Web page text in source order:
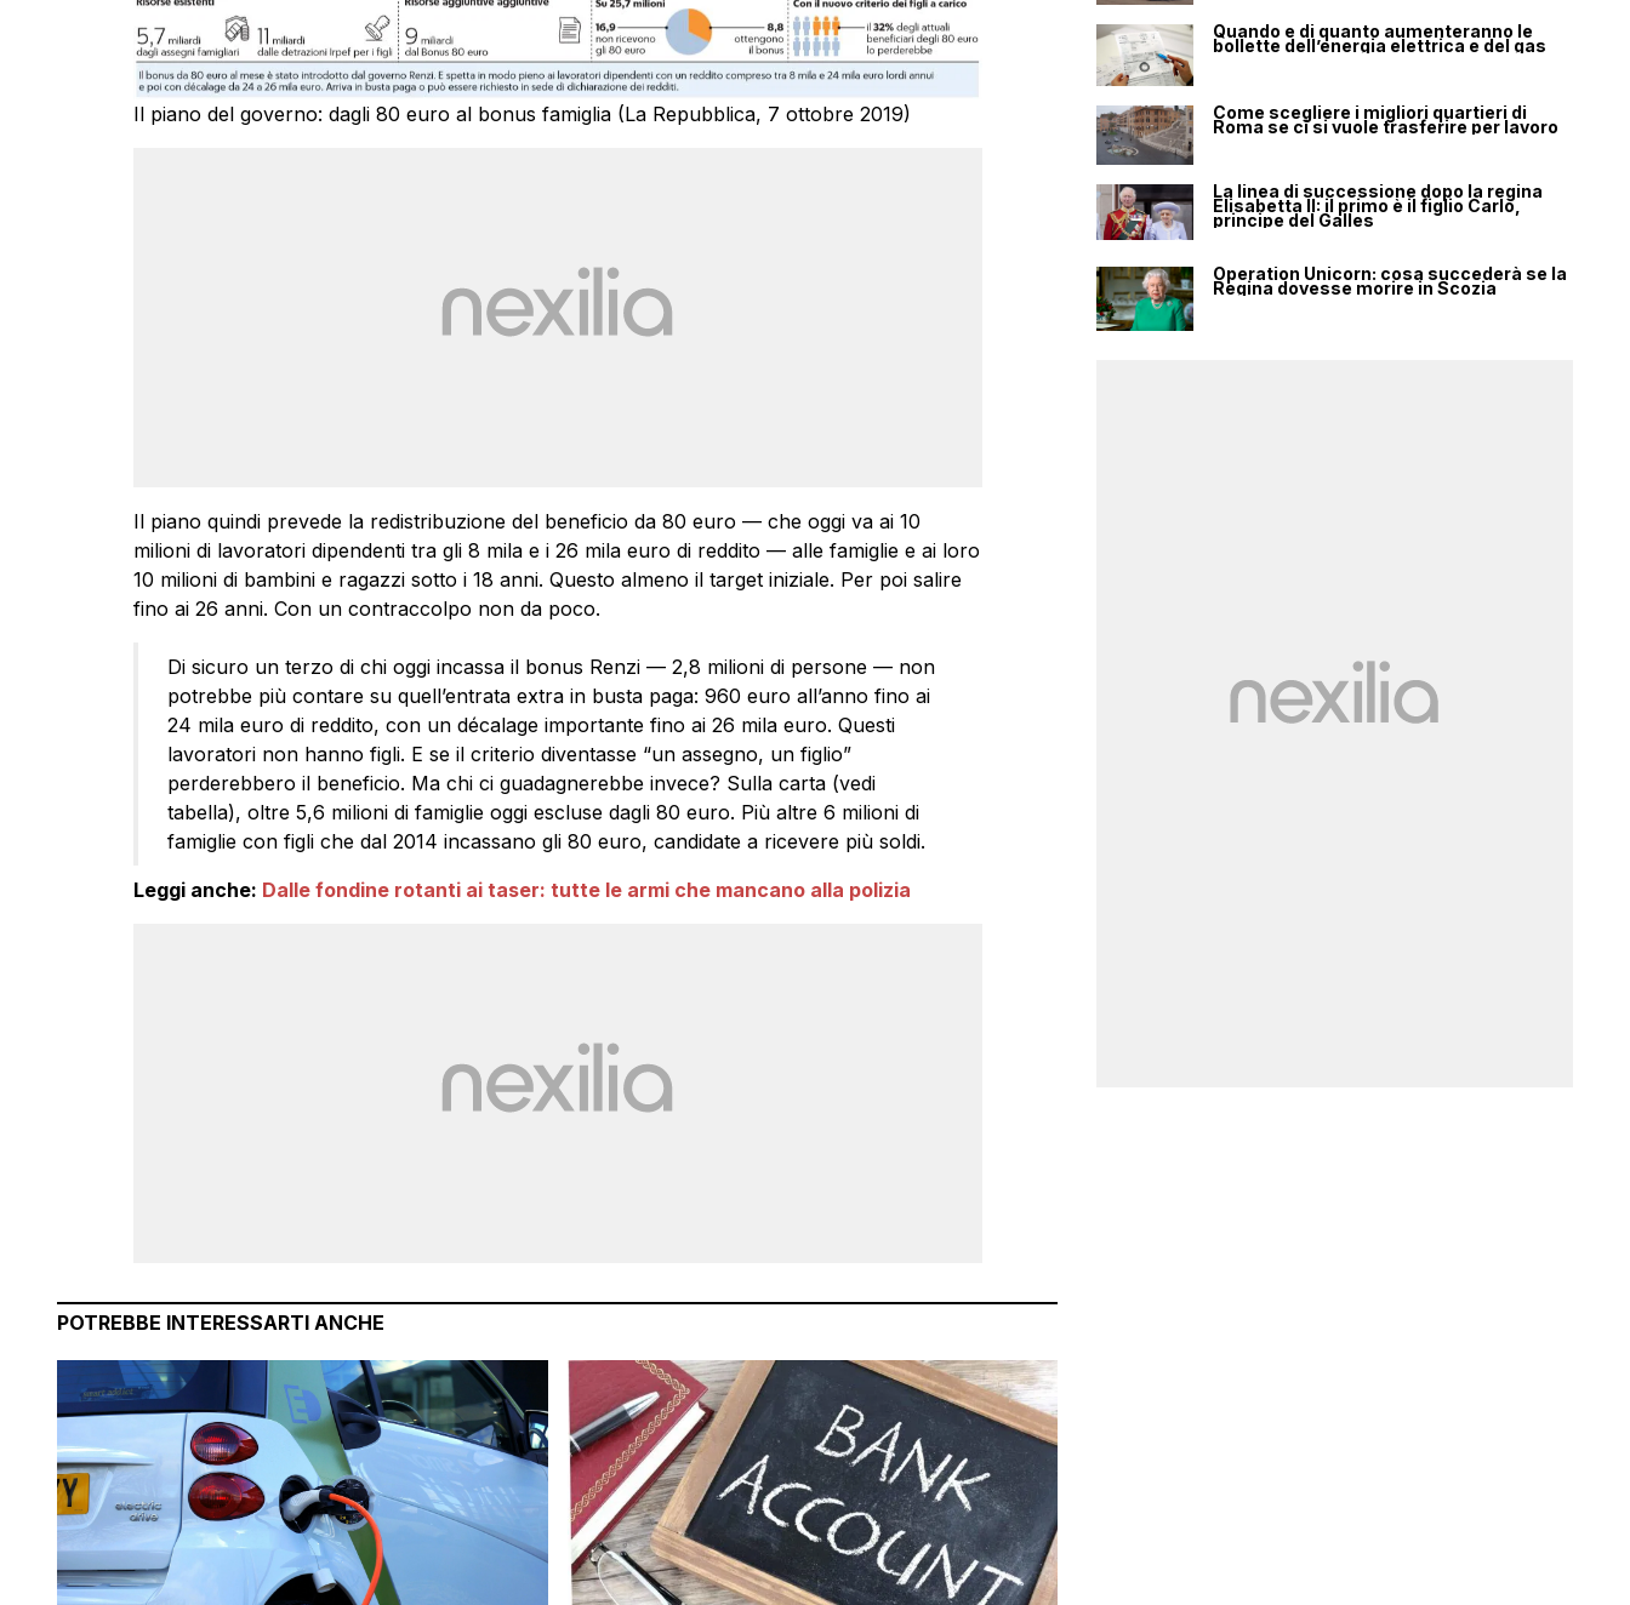
Il piano del governo: dagli 80 euro al bonus famiglia (La Repubblica, 7 ottobre 2019)
Il piano quindi prevede la redistribuzione del beneficio da 80 euro — che oggi va ai 10
milioni di lavoratori dipendenti tra gli 8 mila e i 26 mila euro di reddito — alle famiglie e ai loro
10 milioni di bambini e ragazzi sotto i 18 anni. Questo almeno il target iniziale. Per poi salire
fino ai 26 anni. Con un contraccolpo non da poco.
Di sicuro un terzo di chi oggi incassa il bonus Renzi — 2,8 milioni di persone — non
potrebbe più contare su quell’entrata extra in busta paga: 960 euro all’anno fino ai
24 mila euro di reddito, con un décalage importante fino ai 26 mila euro. Questi
lavoratori non hanno figli. E se il criterio diventasse “un assegno, un figlio”
perderebbero il beneficio. Ma chi ci guadagnerebbe invece? Sulla carta (vedi
tabella), oltre 5,6 milioni di famiglie oggi escluse dagli 80 euro. Più altre 6 milioni di
famiglie con figli che dal 2014 incassano gli 80 euro, candidate a ricevere più soldi.
Leggi anche: Dalle fondine rotanti ai taser: tutte le armi che mancano alla polizia
POTREBBE INTERESSARTI ANCHE
Quando e di quanto aumenteranno le
bollette dell’energia elettrica e del gas
Come scegliere i migliori quartieri di
Roma se ci si vuole trasferire per lavoro
La linea di successione dopo la regina
Elisabetta II: il primo è il figlio Carlo,
principe del Galles
Operation Unicorn: cosa succederà se la
Regina dovesse morire in Scozia